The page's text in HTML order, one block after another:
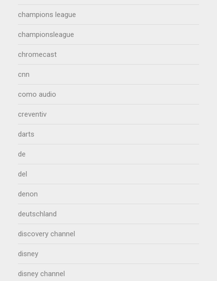
champions league
championsleague
chromecast
cnn
como audio
creventiv
darts
de
del
denon
deutschland
discovery channel
disney
disney channel